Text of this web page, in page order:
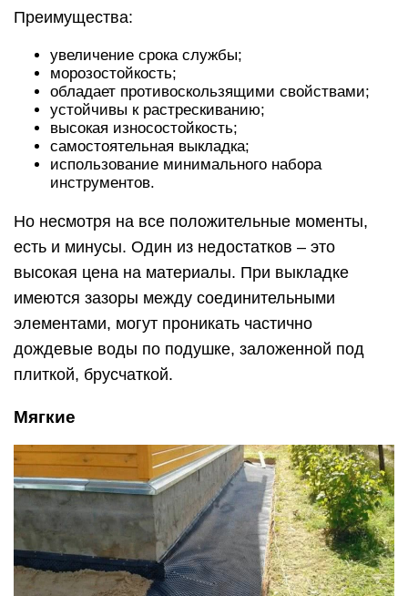
Преимущества:
увеличение срока службы;
морозостойкость;
обладает противоскользящими свойствами;
устойчивы к растрескиванию;
высокая износостойкость;
самостоятельная выкладка;
использование минимального набора
инструментов.
Но несмотря на все положительные моменты,
есть и минусы. Один из недостатков – это
высокая цена на материалы. При выкладке
имеются зазоры между соединительными
элементами, могут проникать частично
дождевые воды по подушке, заложенной под
плиткой, брусчаткой.
Мягкие